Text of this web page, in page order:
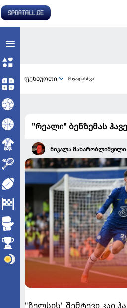
ფეხბურთი სხვადასხვა
"რეალი" ბენზემას
ნიკალა მახარობლიშვილი
"ჩელსის" შემტევი კაი